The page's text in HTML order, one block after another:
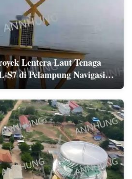
Lentera Laut Tenaga
di Pelampung Navigasi